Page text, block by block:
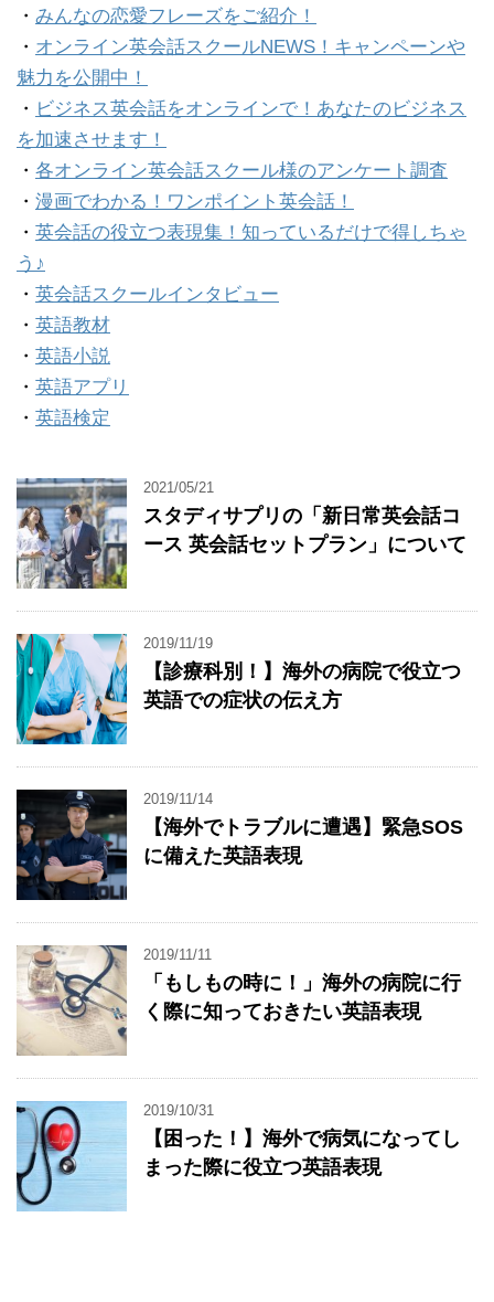
・ みんなの恋愛フレーズをご紹介！
・ オンライン英会話スクールNEWS！キャンペーンや
魅力を公開中！
・ ビジネス英会話をオンラインで！あなたのビジネス
を加速させます！
・ 各オンライン英会話スクール様のアンケート調査
・ 漫画でわかる！ワンポイント英会話！
・ 英会話の役立つ表現集！知っているだけで得しちゃ
う♪
・ 英会話スクールインタビュー
・ 英語教材
・ 英語小説
・ 英語アプリ
・ 英語検定
2021/05/21
スタディサプリの「新日常英会話コ
ース 英会話セットプラン」について
2019/11/19
【診療科別！】海外の病院で役立つ
英語での症状の伝え方
2019/11/14
【海外でトラブルに遭遇】緊急SOS
に備えた英語表現
2019/11/11
「もしもの時に！」海外の病院に行
く際に知っておきたい英語表現
2019/10/31
【困った！】海外で病気になってし
まった際に役立つ英語表現